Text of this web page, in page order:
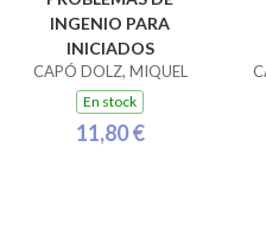
INGENIO PARA
INICIADOS
CAPÓ DOLZ, MIQUEL
En stock
11,80 €